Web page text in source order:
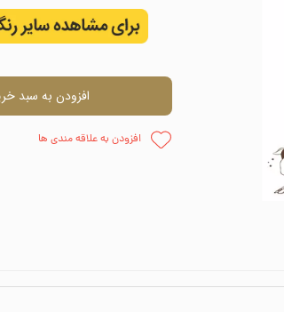
وارنیش و
چسب
قلمو
پالت نقاشی
افزودن به سبد
افزودن به علاقه مندی ها